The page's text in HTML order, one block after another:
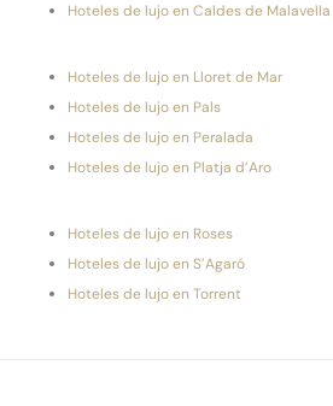
Hoteles de lujo en Caldes de Malavella
Hoteles de lujo en Lloret de Mar
Hoteles de lujo en Pals
Hoteles de lujo en Peralada
Hoteles de lujo en Platja d’Aro
Hoteles de lujo en Roses
Hoteles de lujo en S’Agaró
Hoteles de lujo en Torrent